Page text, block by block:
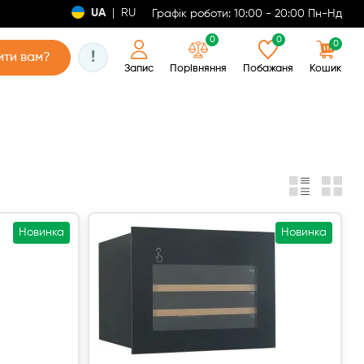
UA RU Графік роботи: 10:00 - 20:00 Пн-Нд
вам? !
Запис
0
Порівняння
0
Побажаня
0
Кошик
Новинка Новинка